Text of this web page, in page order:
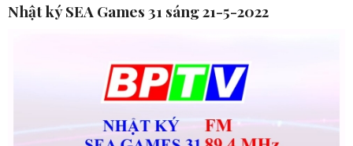
Nhật ký SEA Games 31 sáng 21-5-2022